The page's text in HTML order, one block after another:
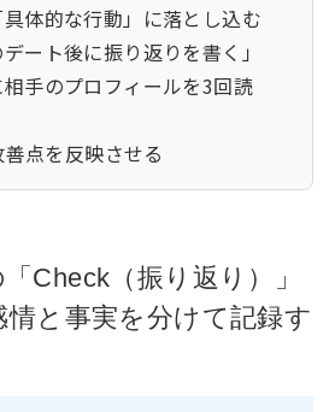
体的な行動」に落とし込む
デート後に振り返りを書く」
相手のプロフィールを3回読
点を反映させる
Check（振り返り）」
と事実を分けて記録す